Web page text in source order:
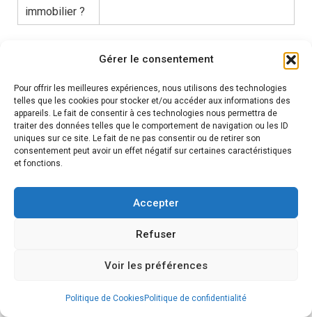
Gérer le consentement
Pour offrir les meilleures expériences, nous utilisons des technologies
telles que les cookies pour stocker et/ou accéder aux informations des
appareils. Le fait de consentir à ces technologies nous permettra de
traiter des données telles que le comportement de navigation ou les ID
uniques sur ce site. Le fait de ne pas consentir ou de retirer son
consentement peut avoir un effet négatif sur certaines caractéristiques
et fonctions.
Accepter
Refuser
Voir les préférences
Politique de Cookies Politique de confidentialité
immobilier ?
Réponse
Puis-je
changer
d’assurance
prêt
immobilier
Oui, grâce aux lois Hamon, Bourquin et
Lemoine, vous pouvez changer
d’assurance sous certaines
conditions, dont un délai de 12 mois
après la signature ou à chaque date
Bourquin, chaque année à la date
anniversaire.
Il est essentiel de comparer les
en fonction des conditions de